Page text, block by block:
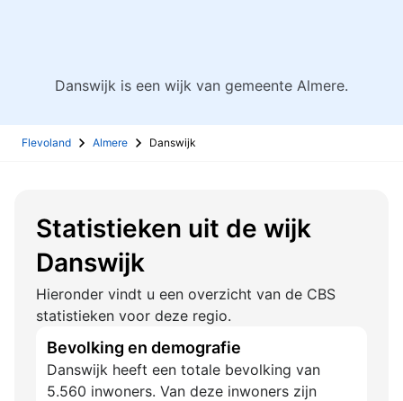
Danswijk is een wijk van gemeente Almere.
Flevoland Almere Danswijk
Statistieken uit de wijk
Danswijk
Hieronder vindt u een overzicht van de CBS
statistieken voor deze regio.
Bevolking en demografie
Danswijk heeft een totale bevolking van
5.560 inwoners. Van deze inwoners zijn